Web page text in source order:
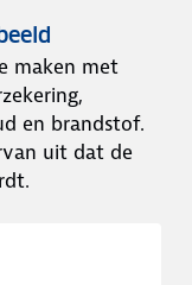
maken met
en brandstof.
uit dat de